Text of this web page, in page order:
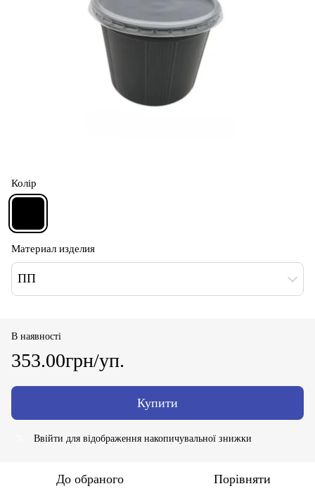
Колір
Материал изделия
ПП
В наявності
353.00грн/уп.
Купити
Ввійти для відображення накопичувальної знижки
До обраного Порівняти